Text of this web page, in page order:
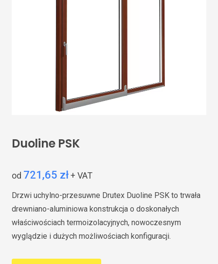
Duoline PSK
od 721,65 zł+ VAT
Drzwi uchylno-przesuwne Drutex Duoline PSK to trwała
drewniano-aluminiowa konstrukcja o doskonałych
właściwościach termoizolacyjnych, nowoczesnym
wyglądzie i dużych możliwościach konfiguracji.